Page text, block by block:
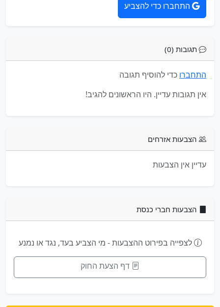
התחברו כדי להצביע
תגובות (0)
התחברו כדי להוסיף תגובה
אין תגובות עדיין. היו הראשונים להגיב!
הצבעות אזרחים
עדיין אין הצבעות
הצבעות חברי כנסת
לצפייה בפירוט ההצבעות - מי הצביע בעד, נגד או נמנע
דף הצעת החוק